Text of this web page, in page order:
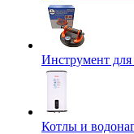
Инструмент
Котлы и